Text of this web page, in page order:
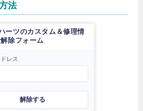
法
ーツのカスタム＆修理情
除フォーム
レス
解除する